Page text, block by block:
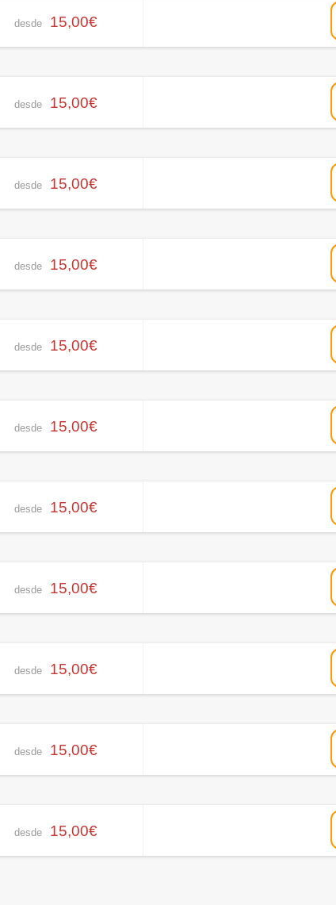
desde 15,00€
desde 15,00€
desde 15,00€
desde 15,00€
desde 15,00€
desde 15,00€
desde 15,00€
desde 15,00€
desde 15,00€
desde 15,00€
desde 15,00€